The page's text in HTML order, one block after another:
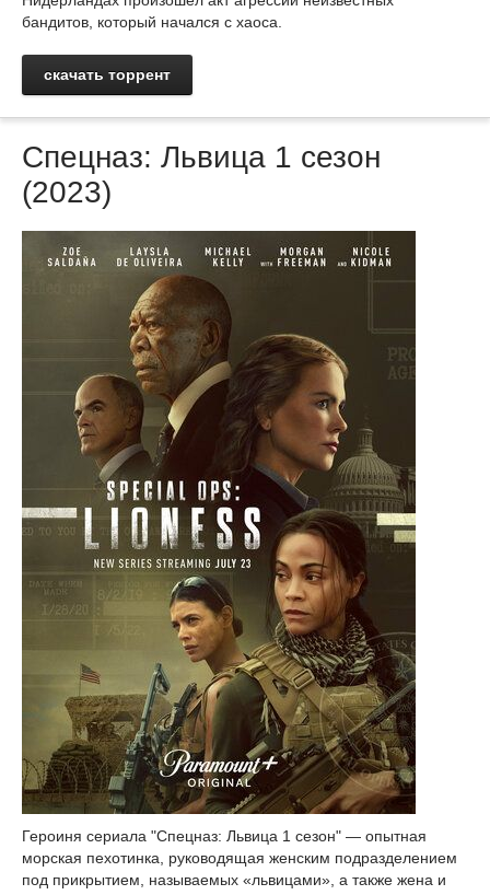
бандитов, который начался с хаоса.
скачать торрент
Спецназ: Львица 1 сезон
(2023)
Героиня сериала "Спецназ: Львица 1 сезон" — опытная
морская пехотинка, руководящая женским подразделением
под прикрытием, называемых «львицами», а также жена и